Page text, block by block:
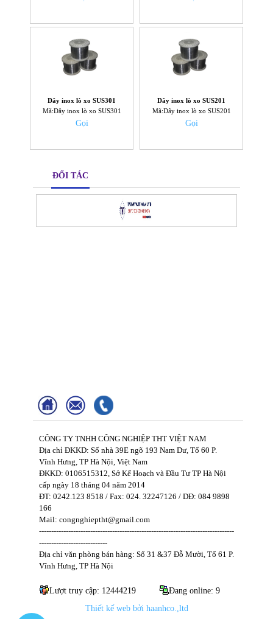
Dây inox lò xo SUS301
Mã:Dây inox lò xo SUS301
Gọi
Dây inox lò xo SUS201
Mã:Dây inox lò xo SUS201
Gọi
ĐỐI TÁC
CÔNG TY TNHH CÔNG NGHIỆP THT VIỆT NAM
Địa chỉ ĐKKD: Số nhà 39E ngõ 193 Nam Dư, Tổ 60 P.
Vĩnh Hưng, TP Hà Nội, Việt Nam
ĐKKD: 0106515312, Sở Kế Hoạch và Đầu Tư TP Hà Nội
cấp ngày 18 tháng 04 năm 2014
ĐT: 0242.123 8518 / Fax: 024. 32247126 / DĐ: 084 9898
166
Mail: congnghieptht@gmail.com
--------------------------------------------------------------------------------
----------------------------
Địa chỉ văn phòng bán hàng: Số 31 &37 Đỗ Mười, Tổ 61 P.
Vĩnh Hưng, TP Hà Nội
Lượt truy cập: 12444219
Đang online: 9
Thiết kế web bởi haanhco.,ltd